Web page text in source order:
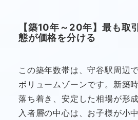
【築10年～20年】最も取
態が価格を分ける
この築年数帯は、守谷駅周辺
ボリュームゾーンです。新築
落ち着き、安定した相場が形
入者層の中心は、お子様が小